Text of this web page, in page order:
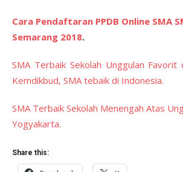
Cara Pendaftaran PPDB Online SMA
Semarang 2018.
SMA Terbaik Sekolah Unggulan
Kemdikbud, SMA tebaik di Indonesia.
SMA Terbaik Sekolah Menengah Atas
Yogyakarta.
Share this: